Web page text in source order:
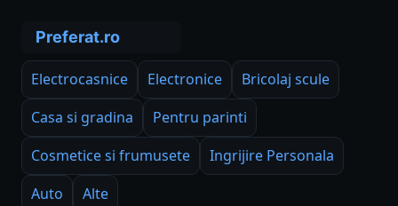
Electrocasnice Electronice
Bricolaj scule
Casa si gradina
Pentru parinti
Cosmetice si frumusete
Ingrijire Personala
Auto
Alte